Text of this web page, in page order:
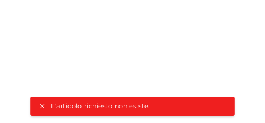
L'articolo richiesto non esiste.